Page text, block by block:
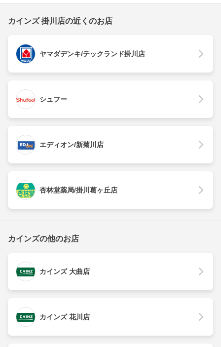
カインズ 掛川店の近くのお店
ヤマダデンキ/テックランド掛川店
シュフー
エディオン/新菊川店
杏林堂薬局/掛川葛ヶ丘店
カインズの他のお店
カインズ 大曲店
カインズ 花川店